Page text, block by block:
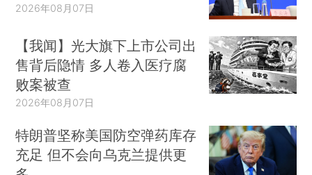
2026年08月07日
【我闻】光大旗下上市公司出
售背后隐情 多人卷入医疗腐
败案被查
2026年08月07日
特朗普坚称美国防空弹药库存
充足 但不会向乌克兰提供更